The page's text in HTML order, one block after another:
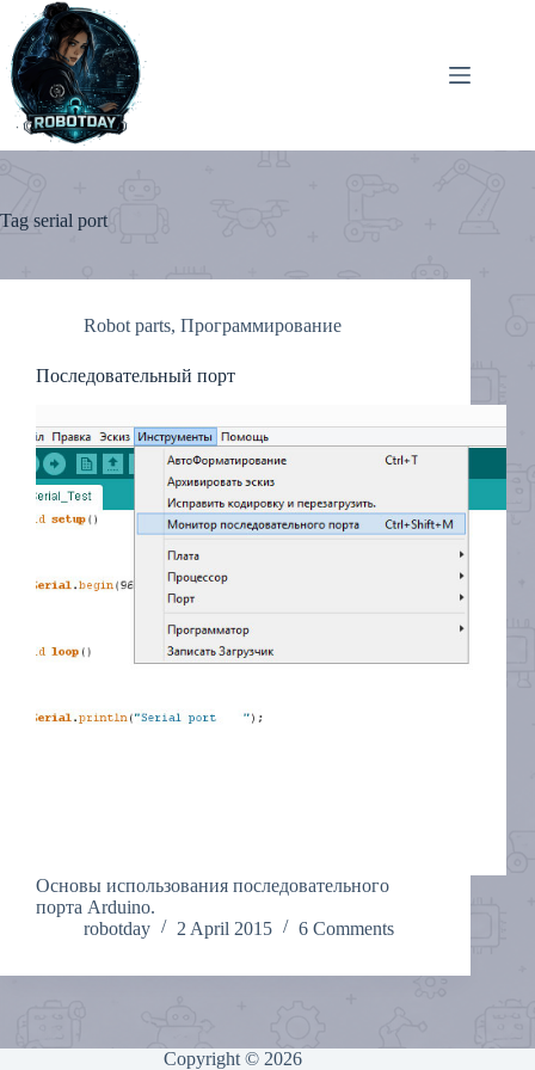
content
Tag serial port
Robot parts, Программирование
Последовательный порт
Основы использования последовательного
порта Arduino.
robotday
2 April 2015 6 Comments
Copyright © 2026